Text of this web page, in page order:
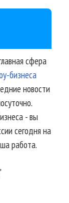
сфера
бизнеса
новости
- вы
сегодня на
работа.